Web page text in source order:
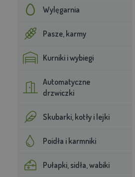
Wylęgarnia
Pasze, karmy
Kurniki i wybiegi
Automatyczne
drzwiczki
Skubarki, kotły i lejki
Poidła i karmniki
Pułapki, sidła, wabiki